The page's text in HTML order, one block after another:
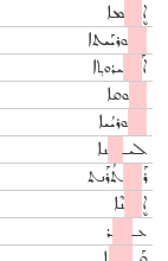
ܐܷ ܡܐ
ܘܪܝܰܝܬܐ
ܐܰ ܝܪܘܬ݂ܐ
ܘܩܐ
ܘܪܝܳܝܐ
ܠܝـ ܢܐ
ܪܰ ܬܳܪܰܢܬ
ܐܷ ܢܶܐ
ܥـ ܪ